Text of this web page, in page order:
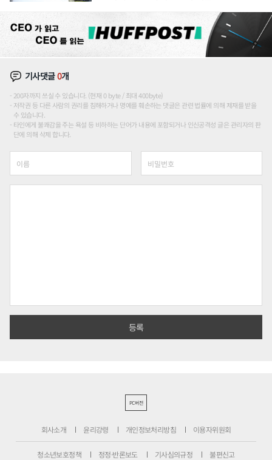
기사댓글0개
200자까지 쓰실 수 있습니다. (현재 0 byte / 최대 400byte)
저작권 등 다른 사람의 권리를 침해하거나 명예를 훼손하는 댓글은 관련 법률에 의해 제재를 받을
수 있습니다.
타인에게 불쾌감을 주는 욕설 등 비하하는 단어가 내용에 포함되거나 인신공격성 글은 관리자의 판
단에 의해 삭제 합니다.
PC버전
회사소개 윤리강령 개인정보처리방침 이용자위원회
청소년보호정책 정정·반론보도 기사심의규정 불편신고